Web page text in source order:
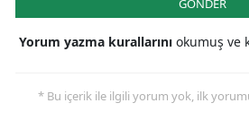
GÖNDER
Yorum yazma kurallarını okumuş ve
* Bu içerik ile ilgili yorum yok, ilk